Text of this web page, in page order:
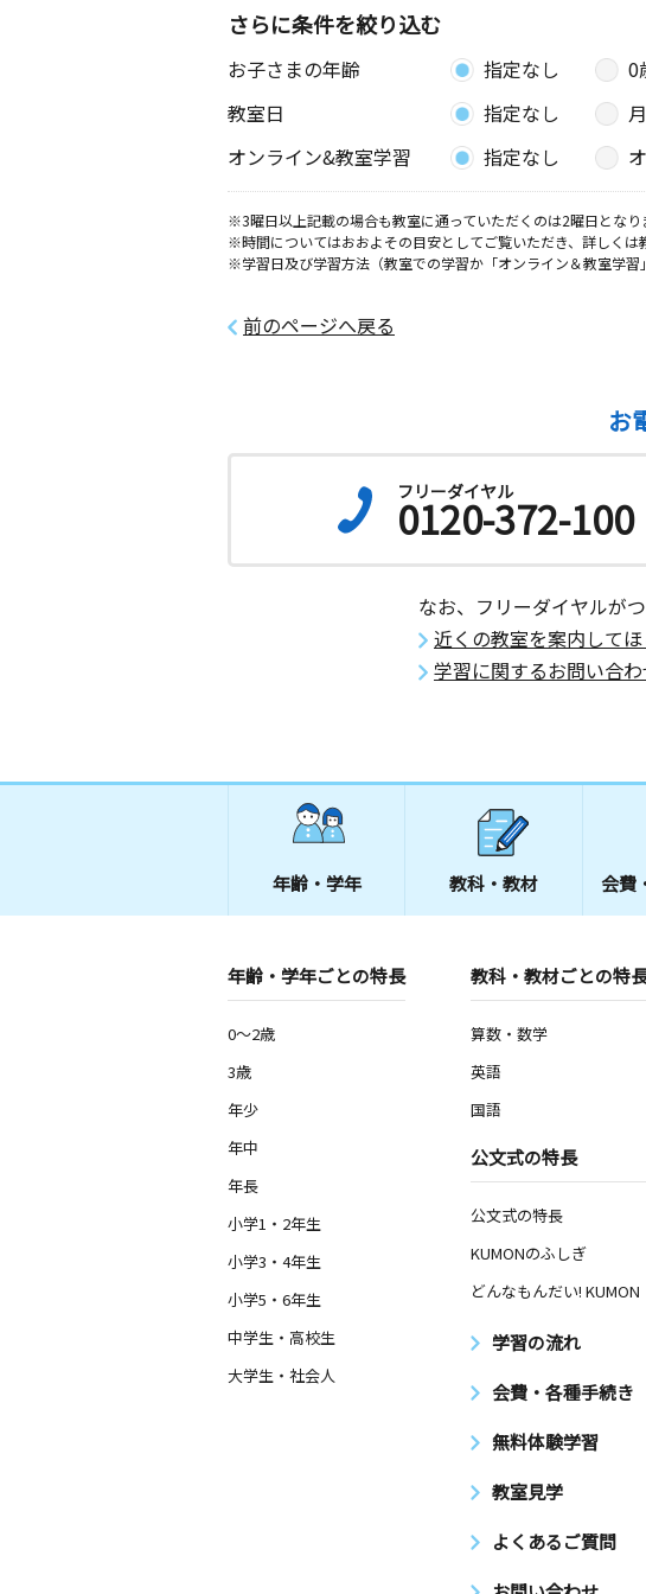
さらに条件を絞り込む
お子さまの年齢 指定なし 0
教室日
指定なし 月
オンライン&教室学習
指定なし
※3曜日以上記載の場合も教室に通っていただくのは2曜日となり
※時間についてはおおよその目安としてご覧いただき、詳しくは
※学習日及び学習方法（教室での学習か「オンライン＆教室学習
前のページへ戻る
お
フリーダイヤル
0120-372-100
なお、フリーダイヤルが
近くの教室を案内して
学習に関するお問い合
年齢・学年 教科・教材 会費
年齢・学年ごとの特長
0～2歳
3歳
年少
年中
年長
小学1・2年生
小学3・4年生
小学5・6年生
中学生・高校生
大学生・社会人
教科・教材ごとの特
算数・数学
英語
国語
公文式の特長
公文式の特長
KUMONのふしぎ
どんなもんだい! KUMON
学習の流れ
会費・各種手続き
無料体験学習
教室見学
よくあるご質問